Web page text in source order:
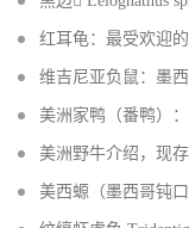
红耳龟：最受欢迎
维吉尼亚负鼠：墨
美洲家鸭（番鸭）
美洲野牛介绍，现
美西螈（墨西哥钝